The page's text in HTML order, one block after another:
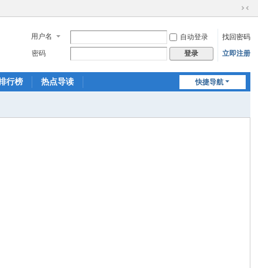
切
到
窄
用户名 自动登录
找回密码
密码
登录 立即注册
快捷导航
行榜 热点导读